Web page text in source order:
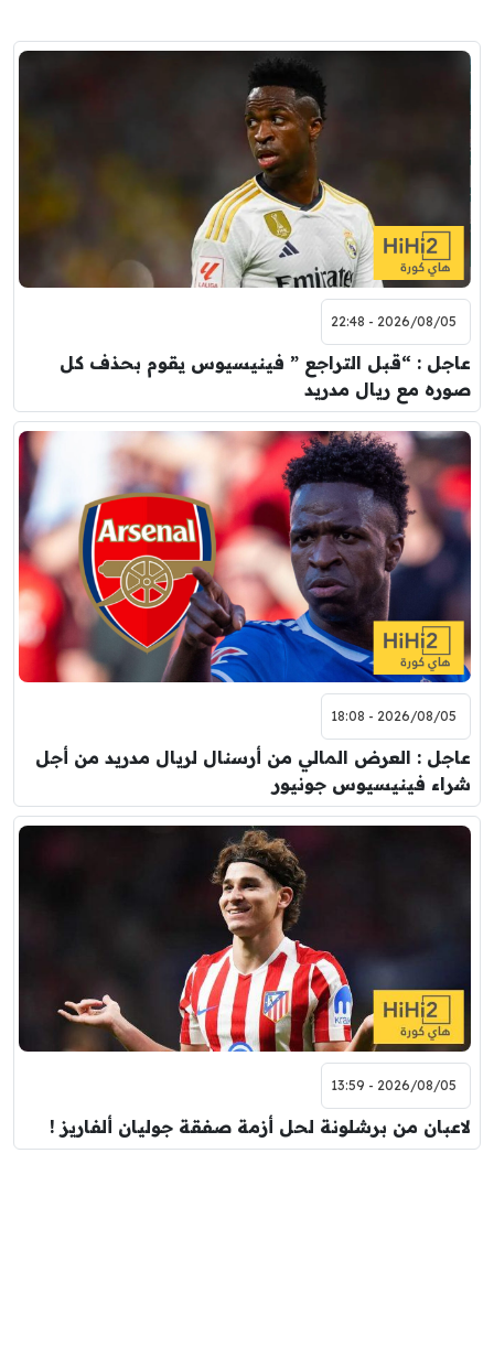
2026/08/05 - 22:48
عاجل : “قبل التراجع ” فينيسيوس يقوم بحذف كل
صوره مع ريال مدريد
2026/08/05 - 18:08
عاجل : العرض المالي من أرسنال لريال مدريد من أجل
شراء فينيسيوس جونيور
2026/08/05 - 13:59
لاعبان من برشلونة لحل أزمة صفقة جوليان ألفاريز !